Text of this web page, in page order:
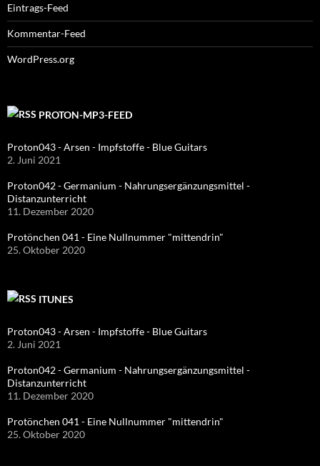
Eintrags-Feed
Kommentar-Feed
WordPress.org
PROTON-MP3-FEED
Proton043 - Arsen - Impfstoffe - Blue Guitars
2. Juni 2021
Proton042 - Germanium - Nahrungsergänzungsmittel -
Distanzunterricht
11. Dezember 2020
Protönchen 041 - Eine Nullnummer "mittendrin"
25. Oktober 2020
ITUNES
Proton043 - Arsen - Impfstoffe - Blue Guitars
2. Juni 2021
Proton042 - Germanium - Nahrungsergänzungsmittel -
Distanzunterricht
11. Dezember 2020
Protönchen 041 - Eine Nullnummer "mittendrin"
25. Oktober 2020